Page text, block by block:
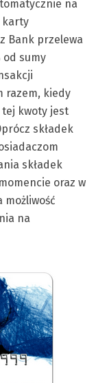
na
karty
Bank przelewa
od sumy
razem, kiedy
tej kwoty jest
składek
składek
oraz w
możliwość
na